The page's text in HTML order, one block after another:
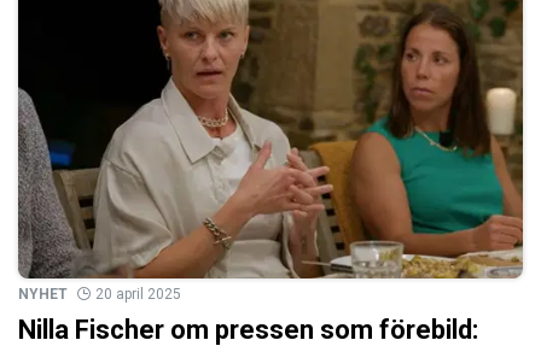
NYHET 20 april 2025
Nilla Fischer om pressen som förebild: